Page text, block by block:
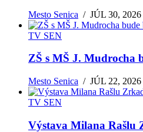
Mesto Senica /JÚL 30, 2026
TV SEN
ZŠ s MŠ J. Mudrocha
Mesto Senica /JÚL 22, 2026
TV SEN
Výstava Milana Rašlu